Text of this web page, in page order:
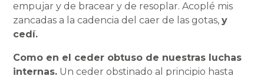
empujar y de bracear y de resoplar. Acoplé mis
zancadas a la cadencia del caer de las gotas,y
cedí.
Como en el ceder obtuso de nuestras luchas
internas. Un ceder obstinado al principio hasta